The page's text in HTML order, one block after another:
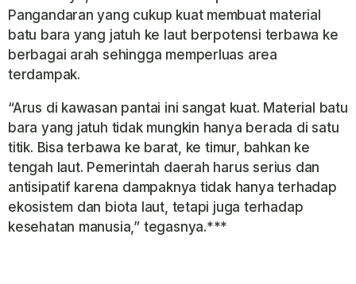
Pangandaran yang cukup kuat membuat material
batu bara yang jatuh ke laut berpotensi terbawa ke
berbagai arah sehingga memperluas area
terdampak.
“Arus di kawasan pantai ini sangat kuat. Material batu
bara yang jatuh tidak mungkin hanya berada di satu
titik. Bisa terbawa ke barat, ke timur, bahkan ke
tengah laut. Pemerintah daerah harus serius dan
antisipatif karena dampaknya tidak hanya terhadap
ekosistem dan biota laut, tetapi juga terhadap
kesehatan manusia,” tegasnya.***